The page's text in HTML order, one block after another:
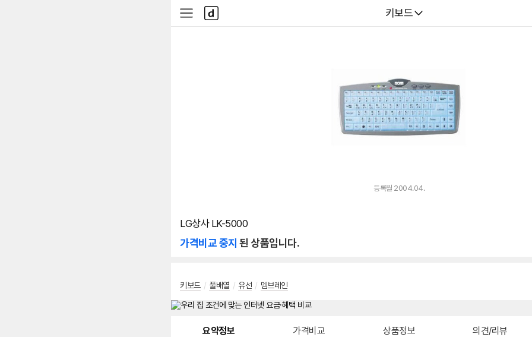
다나와
키보드
사
이
다
나
와
등록월 2004.04.
LG상사 LK-5000
가격비교 중지 된 상품입니다.
키보드 / 풀배열 / 유선 / 멤브레인
요약정보 가격비교 상품정보 의견/리뷰